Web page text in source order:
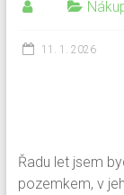
11. 1. 2026
Řadu let jsem
pozemkem, v